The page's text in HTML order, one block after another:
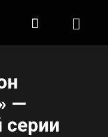
—
серии